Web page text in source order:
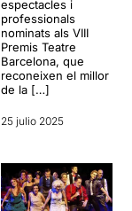
espectacles i
professionals
nominats als VIII
Premis Teatre
Barcelona, que
reconeixen el millor
de la […]
25 julio 2025